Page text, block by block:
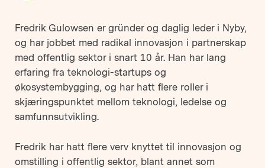
Fredrik Gulowsen er gründer og daglig leder i Nyby,
og har jobbet med radikal innovasjon i partnerskap
med offentlig sektor i snart 10 år. Han har lang
erfaring fra teknologi-startups og
økosystembygging, og har hatt flere roller i
skjæringspunktet mellom teknologi, ledelse og
samfunnsutvikling.
Fredrik har hatt flere verv knyttet til innovasjon og
omstilling i offentlig sektor, blant annet som